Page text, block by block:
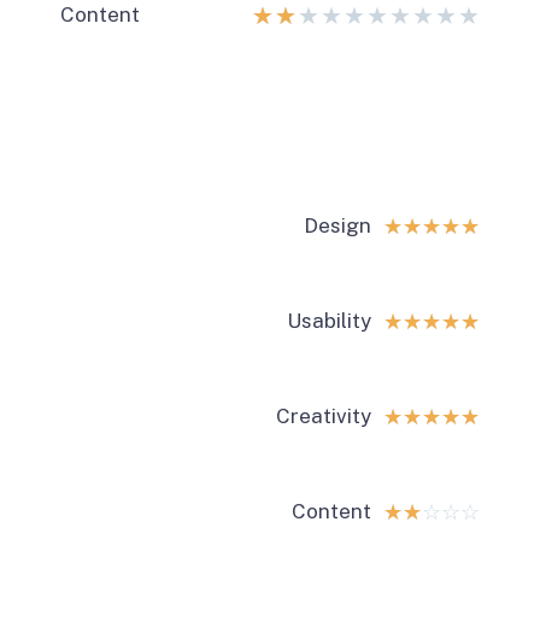
Content ★★★ ★ ★ ★ ★ ★ ★ ★
Design ☆☆☆☆☆
Usability ☆☆☆☆☆
Creativity ☆☆☆☆☆
Content ☆☆☆ ☆ ☆